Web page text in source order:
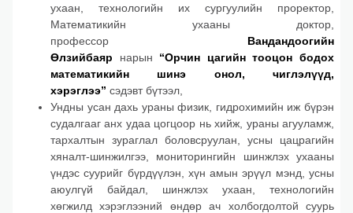
ухаан, технологийн их сургуулийн проректор,
Математикийн ухааны доктор,
профессор Вандандоогийн
Өлзийбаяр нарын “Орчин цагийн тооцон бодох
математикийн шинэ онол, чиглэлүүд,
хэрэглээ” сэдэвт бүтээл,
Ундны усан дахь ураны физик, гидрохимийн иж бүрэн
судалгааг анх удаа цогцоор нь хийж, ураны агууламж,
тархалтын зураглал боловсруулан, усны цацрагийн
хяналт-шинжилгээ, мониторингийн шинжлэх ухааны
үндэс суурийг бүрдүүлэн, хүн амын эрүүл мэнд, усны
аюулгүй байдал, шинжлэх ухаан, технологийн
хөгжилд хэрэглээний өндөр ач холбогдолтой суурь